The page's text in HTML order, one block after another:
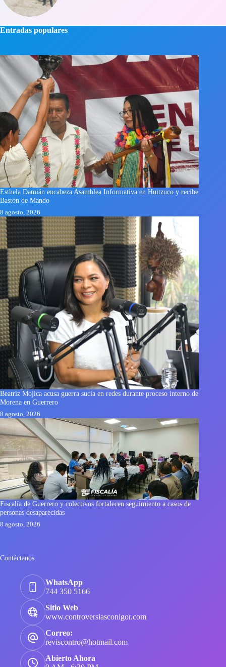
Entradas populares
Esthela Damián encabeza Asamblea Informativa en Huitzuco y recibe
Bastón de Mando
8 agosto, 2026
Beatriz Mojica acusa guerra sucia en redes durante proceso interno de
Morena en Guerrero
8 agosto, 2026
Fiscalía de Guerrero y colectivos fortalecen seguimiento a casos de
personas desaparecidas
8 agosto, 2026
Contáctanos
WhatsApp
744 350 5166
Sitio Web
www.controversiasconigor.com
Correo:
reviscontro@hotmail.com
Abierto Ahora